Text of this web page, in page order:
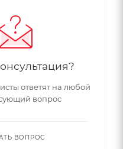
ответят на любой
вопрос
ВОПРОС